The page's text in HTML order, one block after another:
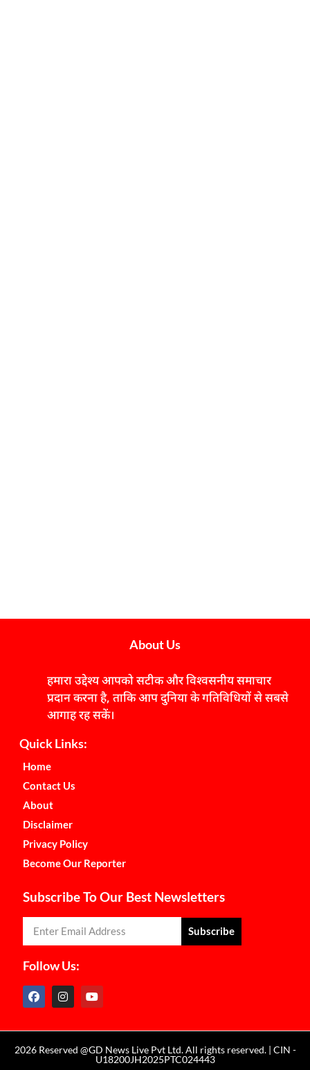
About Us
हमारा उद्देश्य आपको सटीक और विश्वसनीय समाचार
प्रदान करना है, ताकि आप दुनिया के गतिविधियों से सबसे
आगाह रह सकें।
Quick Links:
Home
Contact Us
About
Disclaimer
Privacy Policy
Become Our Reporter
Subscribe To Our Best Newsletters
Subscribe
Follow Us:
2026 Reserved @GD News Live Pvt Ltd. All rights reserved. | CIN -
U18200JH2025PTC024443